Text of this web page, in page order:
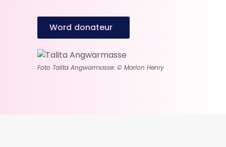
Word donateur
Foto Talita Angwarmasse: © Marlon Henry